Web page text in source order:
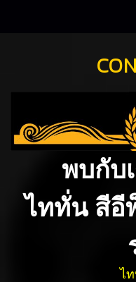
พบกับ
ไททั่น สีอี
ไ